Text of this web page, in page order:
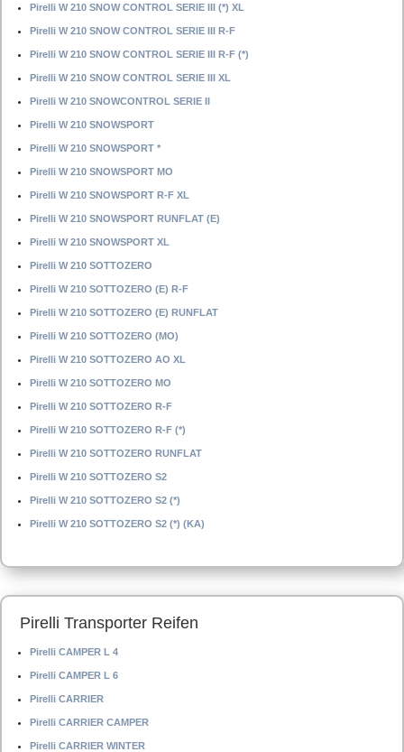
Pirelli W 210 SNOW CONTROL SERIE III (*) XL
Pirelli W 210 SNOW CONTROL SERIE III R-F
Pirelli W 210 SNOW CONTROL SERIE III R-F (*)
Pirelli W 210 SNOW CONTROL SERIE III XL
Pirelli W 210 SNOWCONTROL SERIE II
Pirelli W 210 SNOWSPORT
Pirelli W 210 SNOWSPORT *
Pirelli W 210 SNOWSPORT MO
Pirelli W 210 SNOWSPORT R-F XL
Pirelli W 210 SNOWSPORT RUNFLAT (E)
Pirelli W 210 SNOWSPORT XL
Pirelli W 210 SOTTOZERO
Pirelli W 210 SOTTOZERO (E) R-F
Pirelli W 210 SOTTOZERO (E) RUNFLAT
Pirelli W 210 SOTTOZERO (MO)
Pirelli W 210 SOTTOZERO AO XL
Pirelli W 210 SOTTOZERO MO
Pirelli W 210 SOTTOZERO R-F
Pirelli W 210 SOTTOZERO R-F (*)
Pirelli W 210 SOTTOZERO RUNFLAT
Pirelli W 210 SOTTOZERO S2
Pirelli W 210 SOTTOZERO S2 (*)
Pirelli W 210 SOTTOZERO S2 (*) (KA)
Pirelli Transporter Reifen
Pirelli CAMPER L 4
Pirelli CAMPER L 6
Pirelli CARRIER
Pirelli CARRIER CAMPER
Pirelli CARRIER WINTER